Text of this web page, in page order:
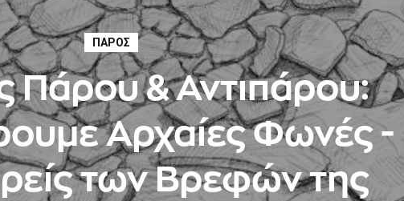
ΠΆΡΟΣ
Πάρου & Αντιπάρου:
Αρχαίες Φωνές -
των Βρεφών της